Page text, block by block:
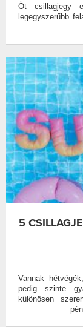
Öt csillagjegy
legegyszerűbb
5
Vannak
pedig szinte
különösen